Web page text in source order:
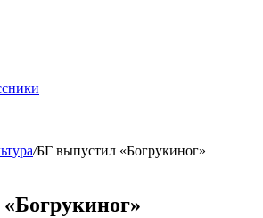
/БГ выпустил «Богрукиног»